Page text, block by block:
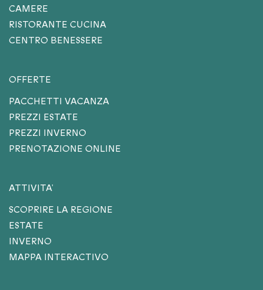
CAMERE
RISTORANTE CUCINA
CENTRO BENESSERE
OFFERTE
PACCHETTI VACANZA
PREZZI ESTATE
PREZZI INVERNO
PRENOTAZIONE ONLINE
ATTIVITA’
SCOPRIRE LA REGIONE
ESTATE
INVERNO
MAPPA INTERACTIVO